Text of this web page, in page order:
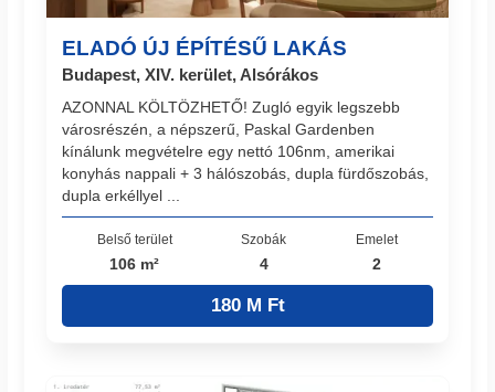
ELADÓ ÚJ ÉPÍTÉSŰ LAKÁS
Budapest, XIV. kerület, Alsórákos
AZONNAL KÖLTÖZHETŐ! Zugló egyik legszebb
városrészén, a népszerű, Paskal Gardenben
kínálunk megvételre egy nettó 106nm, amerikai
konyhás nappali + 3 hálószobás, dupla fürdőszobás,
dupla erkéllyel ...
Belső terület
106 m²
Szobák
4
Emelet
2
180 M Ft